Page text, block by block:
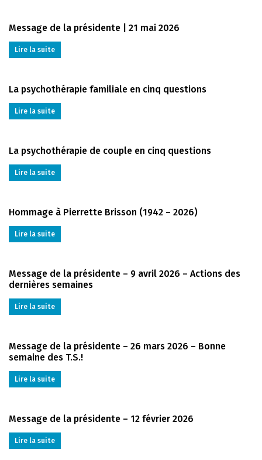
Message de la présidente | 21 mai 2026
Lire la suite
La psychothérapie familiale en cinq questions
Lire la suite
La psychothérapie de couple en cinq questions
Lire la suite
Hommage à Pierrette Brisson (1942 – 2026)
Lire la suite
Message de la présidente – 9 avril 2026 – Actions des
dernières semaines
Lire la suite
Message de la présidente – 26 mars 2026 – Bonne
semaine des T.S.!
Lire la suite
Message de la présidente – 12 février 2026
Lire la suite